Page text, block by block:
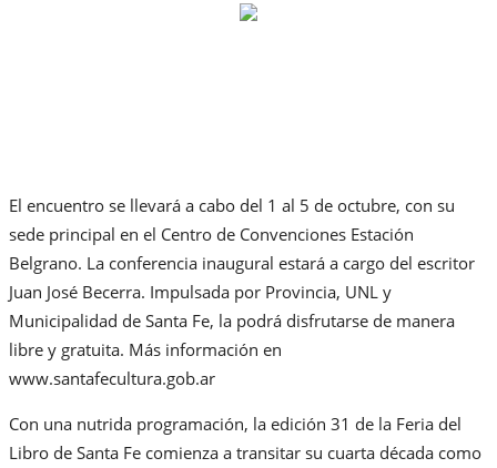
El encuentro se llevará a cabo del 1 al 5 de octubre, con su
sede principal en el Centro de Convenciones Estación
Belgrano. La conferencia inaugural estará a cargo del escritor
Juan José Becerra. Impulsada por Provincia, UNL y
Municipalidad de Santa Fe, la podrá disfrutarse de manera
libre y gratuita. Más información en
www.santafecultura.gob.ar
Con una nutrida programación, la edición 31 de la Feria del
Libro de Santa Fe comienza a transitar su cuarta década como